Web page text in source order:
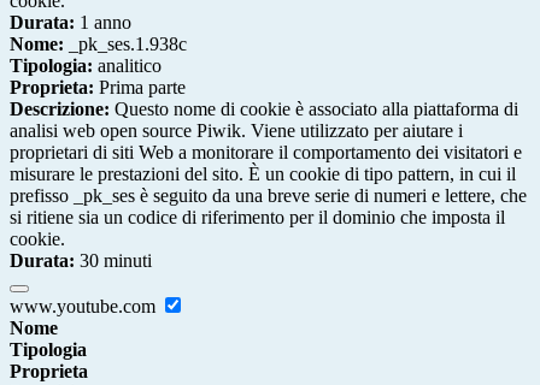
Durata: 1 anno
Nome: _pk_ses.1.938c
Tipologia: analitico
Proprieta: Prima parte
Descrizione: Questo nome di cookie è associato alla piattaforma di
analisi web open source Piwik. Viene utilizzato per aiutare i
proprietari di siti Web a monitorare il comportamento dei visitatori e
misurare le prestazioni del sito. È un cookie di tipo pattern, in cui il
prefisso _pk_ses è seguito da una breve serie di numeri e lettere, che
si ritiene sia un codice di riferimento per il dominio che imposta il
cookie.
Durata: 30 minuti
www.youtube.com
Nome
Tipologia
Proprieta